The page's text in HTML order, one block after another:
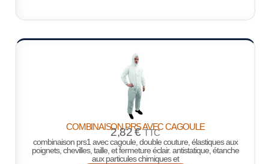
COMBINAISON PRS AVEC CAGOULE
2,82€ TTC
combinaison prs1 avec cagoule, double couture, élastiques aux
poignets, chevilles, taille, et fermeture éclair. antistatique, étanche
aux particules chimiques et